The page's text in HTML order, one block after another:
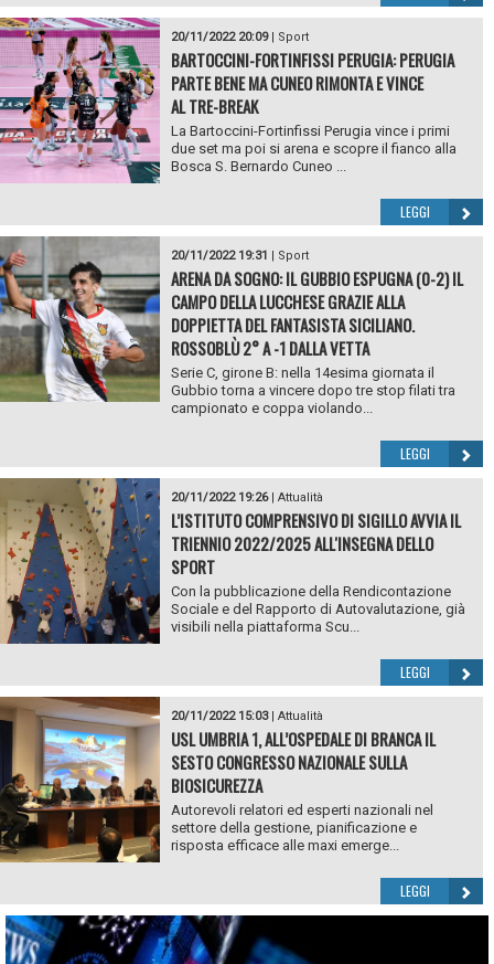
20/11/2022 20:09| Sport
BARTOCCINI-FORTINFISSI PERUGIA: PERUGIA
PARTE BENE MA CUNEO RIMONTA E VINCE
AL TRE-BREAK
La Bartoccini-Fortinfissi Perugia vince i primi
due set ma poi si arena e scopre il fianco alla
Bosca S. Bernardo Cuneo ...
LEGGI
20/11/2022 19:31 Sport
ARENA DA SOGNO: IL GUBBIO ESPUGNA (0-2) IL
CAMPO DELLA LUCCHESE GRAZIE ALLA
DOPPIETTA DEL FANTASISTA SICILIANO.
ROSSOBLÙ 2° A -1 DALLA VETTA
Serie C, girone B: nella 14esima giornata il
Gubbio torna a vincere dopo tre stop filati tra
campionato e coppa violando...
LEGGI
20/11/2022 19:26| Attualità
L’ISTITUTO COMPRENSIVO DI SIGILLO AVVIA IL
TRIENNIO 2022/2025 ALL'INSEGNA DELLO
SPORT
Con la pubblicazione della Rendicontazione
Sociale e del Rapporto di Autovalutazione, già
visibili nella piattaforma Scu...
LEGGI
20/11/2022 15:03| Attualità
USL UMBRIA 1, ALL’OSPEDALE DI BRANCA IL
SESTO CONGRESSO NAZIONALE SULLA
BIOSICUREZZA
Autorevoli relatori ed esperti nazionali nel
settore della gestione, pianificazione e
risposta efficace alle maxi emerge...
LEGGI